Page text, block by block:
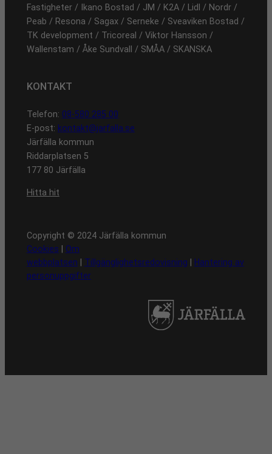
Fastigheter / Ikano Bostad / JM / K2A / Lidl / Nordr /
Peab / Resona / Sagax / Serneke / Sveaviken Bostad /
TK development / Tricoreal / Viktor Hansson /
Wallenstam / Åke Sundvall / SMÅA / SKANSKA
KONTAKT
Telefon: 08-580 285 00
E-post: kontakt@jarfalla.se
Järfälla kommun
Riddarplatsen 5
177 80 Järfälla
Hitta hit
Copyright © 2024 Järfälla kommun
Cookies
Om
webbplatsen
Tillgänglighetsredovisning
Hantering av
personuppgifter